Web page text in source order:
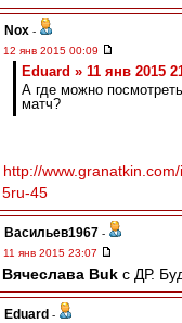
Nox -
12 янв 2015 00:09
Eduard » 11 янв 2015
А где можно
матч?
http://
5ru-45
Васильев1967 -
11 янв 2015 23:07
Вячеслава Buk с ДР.
Eduard -